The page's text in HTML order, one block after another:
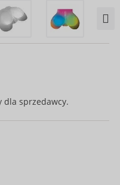
dla sprzedawcy.